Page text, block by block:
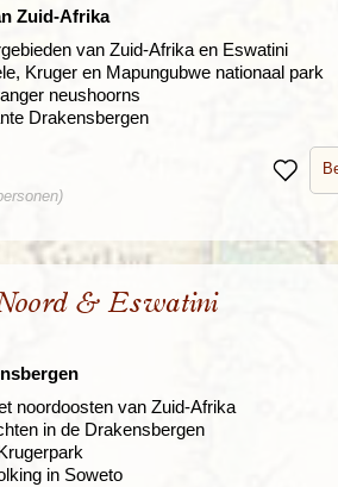
Zuid-Afrika
van Zuid-Afrika en Eswatini
Kruger en Mapungubwe nationaal park
neushoorns
Drakensbergen
& Eswatini
noordoosten van Zuid-Afrika
in de Drakensbergen
in Soweto